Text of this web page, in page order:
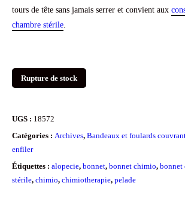
tours de tête sans jamais serrer et convient aux
chambre stérile.
Rupture de stock
UGS : 18572
Catégories : Archives, Bandeaux et foulards
enfiler
Étiquettes : alopecie, bonnet, bonnet chimio, bonnet
stérile, chimio, chimiotherapie, pelade